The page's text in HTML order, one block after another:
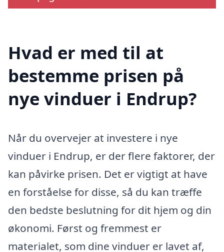
Hvad er med til at
bestemme prisen på
nye vinduer i Endrup?
Når du overvejer at investere i nye
vinduer i Endrup, er der flere faktorer, der
kan påvirke prisen. Det er vigtigt at have
en forståelse for disse, så du kan træffe
den bedste beslutning for dit hjem og din
økonomi. Først og fremmest er
materialet, som dine vinduer er lavet af,